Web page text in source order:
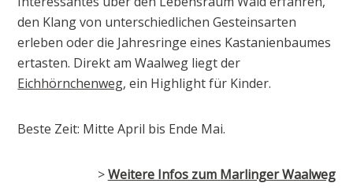
den Klang von unterschiedlichen Gesteinsarten
erleben oder die Jahresringe eines Kastanienbaumes
ertasten. Direkt am Waalweg liegt der
Eichhörnchenweg, ein Highlight für Kinder.
Beste Zeit: Mitte April bis Ende Mai.
>Weitere Infos zum Marlinger Waalweg